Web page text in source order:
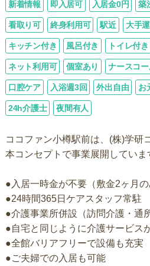
新着情報 即入居可 入居金0円 築
看取り可 終身利用可 駅近 大手
キッチン付き 風呂付き トイレ付き
ネット利用可 個室あり ナースコ
口腔ケア 入浴週3回 外出自由 お
24h介護士 夜間有人
ココファン小樽駅前は、(株)学研
本コンセプトで事業展開していま
●入居一時金が不要（敷金2ヶ月の
●24時間365日ケアスタッフ常駐
●介護事業所併設（訪問介護・通
●自宅と同じように介護サービス
●全館バリアフリーで設備も充実
●ご夫婦での入居も可能